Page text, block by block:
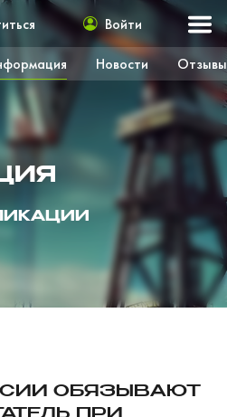
Новости Отзывы
Войти
ОБЯЗЫВАЮТ